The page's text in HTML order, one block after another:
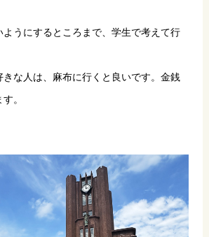
うにするところまで、学生で考えて行
な人は、麻布に行くと良いです。金銭
。